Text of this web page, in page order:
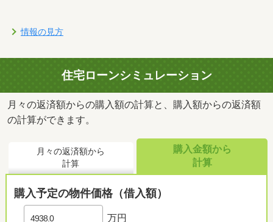
情報の見方
住宅ローンシミュレーション
月々の返済額からの購入額の計算と、購入額からの返済額
の計算ができます。
月々の返済額から
計算
購入金額から
計算
購入予定の物件価格（借入額）
万円